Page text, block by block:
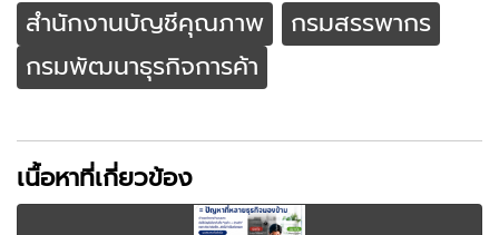
สำนักงานบัญชีคุณภาพ
กรมสรรพากร
กรมพัฒนาธุรกิจการค้า
เนื้อหาที่เกี่ยวข้อง